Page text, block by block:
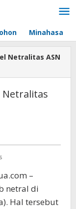
Minahasa
Netralitas ASN
Netralitas
–
netral di
Hal tersebut